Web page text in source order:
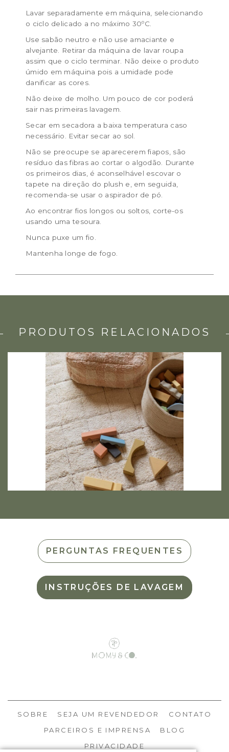
Lavar separadamente em máquina, selecionando
o ciclo delicado a no máximo 30ºC.
Use sabão neutro e não use amaciante e
alvejante. Retirar da máquina de lavar roupa
assim que o ciclo terminar. Não deixe o produto
úmido em máquina pois a umidade pode
danificar as cores.
Não deixe de molho. Um pouco de cor poderá
sair nas primeiras lavagem.
Secar em secadora a baixa temperatura caso
necessário. Evitar secar ao sol.
Não se preocupe se aparecerem fiapos, são
resíduo das fibras ao cortar o algodão. Durante
os primeiros dias, é aconselhável escovar o
tapete na direção do plush e, em seguida,
recomenda-se usar o aspirador de pó.
Ao encontrar fios longos ou soltos, corte-os
usando uma tesoura.
Nunca puxe um fio.
Mantenha longe de fogo.
PRODUTOS RELACIONADOS
PERGUNTAS FREQUENTES
INSTRUÇÕES DE LAVAGEM
SOBRE SEJA UM REVENDEDOR
CONTATO
PARCEIROS E IMPRENSA
BLOG
PRIVACIDADE